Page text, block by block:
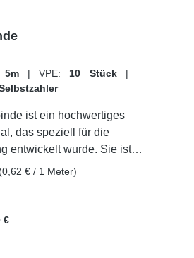
5m | VPE: 10 Stück |
ist ein hochwertiges
das speziell für die
entwickelt wurde. Sie ist
und sorgt für eine
und Atmungsaktivität
(0,62 € / 1 Meter)
€